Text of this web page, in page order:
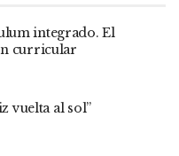
integrado. El
curricular
vuelta al sol”